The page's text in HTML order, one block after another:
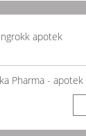
apotek
Pharma -